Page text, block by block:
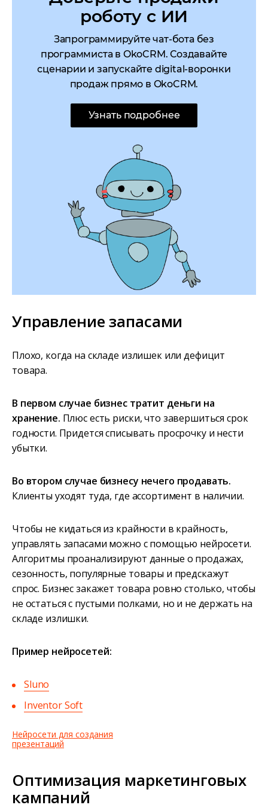
роботу с ИИ
Запрограммируйте чат-бота без
программиста в OkoCRM. Создавайте
сценарии и запускайте digital-воронки
продаж прямо в OkoCRM.
Узнать подробнее
Управление запасами
Плохо, когда на складе излишек или дефицит
товара.
В первом случае бизнес тратит деньги на
хранение. Плюс есть риски, что завершиться срок
годности. Придется списывать просрочку и нести
убытки.
Во втором случае бизнесу нечего продавать.
Клиенты уходят туда, где ассортимент в наличии.
Чтобы не кидаться из крайности в крайность,
управлять запасами можно с помощью нейросети.
Алгоритмы проанализируют данные о продажах,
сезонность, популярные товары и предскажут
спрос. Бизнес закажет товара ровно столько, чтобы
не остаться с пустыми полками, но и не держать на
складе излишки.
Пример нейросетей:
Sluno
Inventor Soft
Нейросети для создания
презентаций
Оптимизация маркетинговых
кампаний